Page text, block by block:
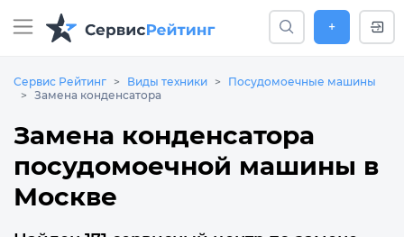
+
Сервис Рейтинг Виды техники
Посудомоечные машины
Замена конденсатора
Замена конденсатора
посудомоечной машины в
Москве